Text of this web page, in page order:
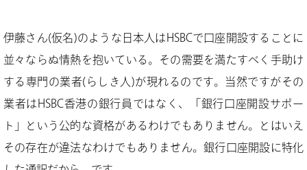
伊藤さん(仮名)のような日本人はHSBCで口座開設することに
並々ならぬ情熱を抱いている。その需要を満たすべく手助け
する専門の業者(らしき人)が現れるのです。当然ですがその
業者はHSBC香港の銀行員ではなく、「銀行口座開設サポー
ト」という公的な資格があるわけでもありません。とはいえ
その存在が違法なわけでもありません。銀行口座開設に特化